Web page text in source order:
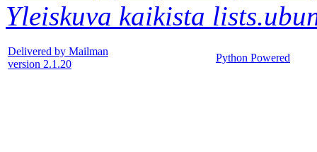
Yleiskuva kaikista
Delivered by Mailman
version 2.1.20
Python Powered